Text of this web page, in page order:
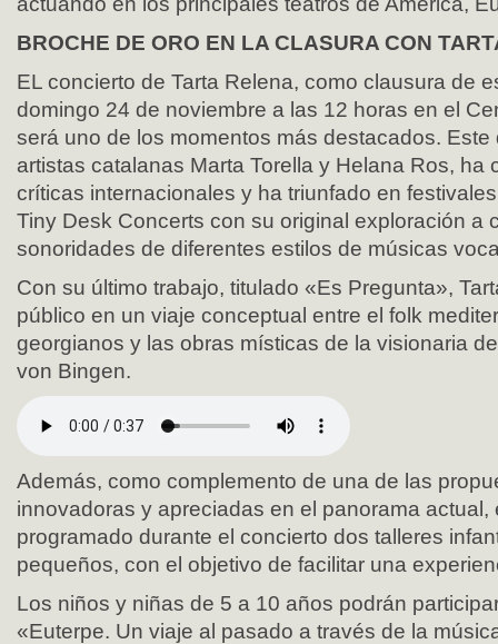
BROCHE DE ORO EN LA CLASURA CON
EL concierto de Tarta Relena, como clausura de
domingo 24 de noviembre a las 12 horas en el
será uno de los momentos más destacados. Este
artistas catalanas Marta Torella y Helana Ros, ha
críticas internacionales y ha triunfado en
Tiny Desk Concerts con su original exploración a
sonoridades de diferentes estilos de músicas
Con su último trabajo, titulado «Es Pregunta»,
público en un viaje conceptual entre el folk
georgianos y las obras místicas de la visionaria
von Bingen.
Además, como complemento de una de las
innovadoras y apreciadas en el panorama actual,
programado durante el concierto dos talleres
pequeños, con el objetivo de facilitar una
Los niños y niñas de 5 a 10 años podrán
«Euterpe. Un viaje al pasado a través de la